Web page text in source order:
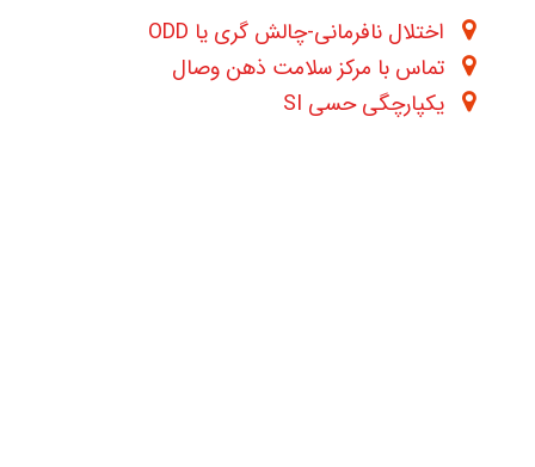
اختلال نافرمانی-چالش گری یا ODD
تماس با مرکز سلامت ذهن وصال
یکپارچگی حسی SI